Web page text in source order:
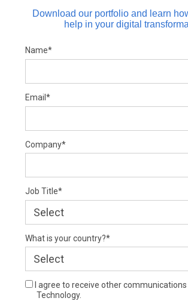
Download our portfolio and learn
help in your digital
Name*
Email*
Company*
Job Title*
What is your country?*
I agree to receive other
Technology.